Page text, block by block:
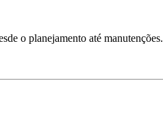
o planejamento até manutenções.